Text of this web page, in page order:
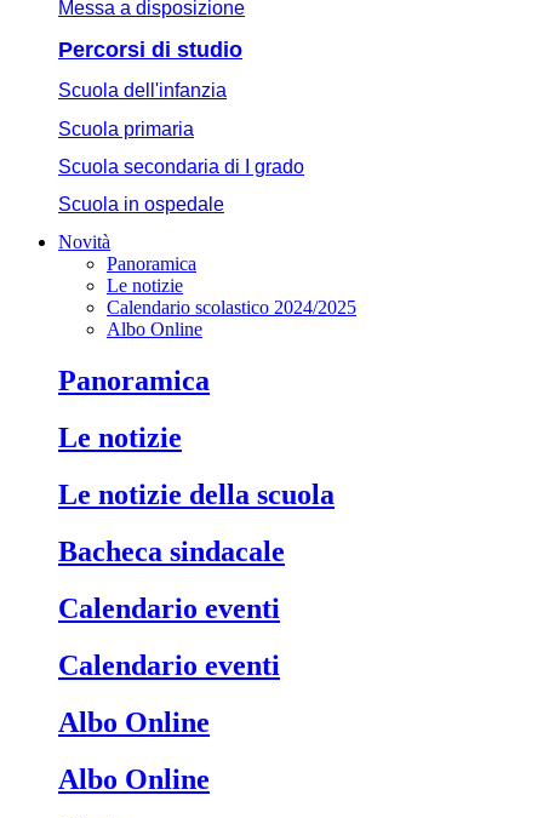
Messa a disposizione
Percorsi di studio
Scuola dell'infanzia
Scuola primaria
Scuola secondaria di I grado
Scuola in ospedale
Novità
Panoramica
Le notizie
Calendario scolastico 2024/2025
Albo Online
Panoramica
Le notizie
Le notizie della scuola
Bacheca sindacale
Calendario eventi
Calendario eventi
Albo Online
Albo Online